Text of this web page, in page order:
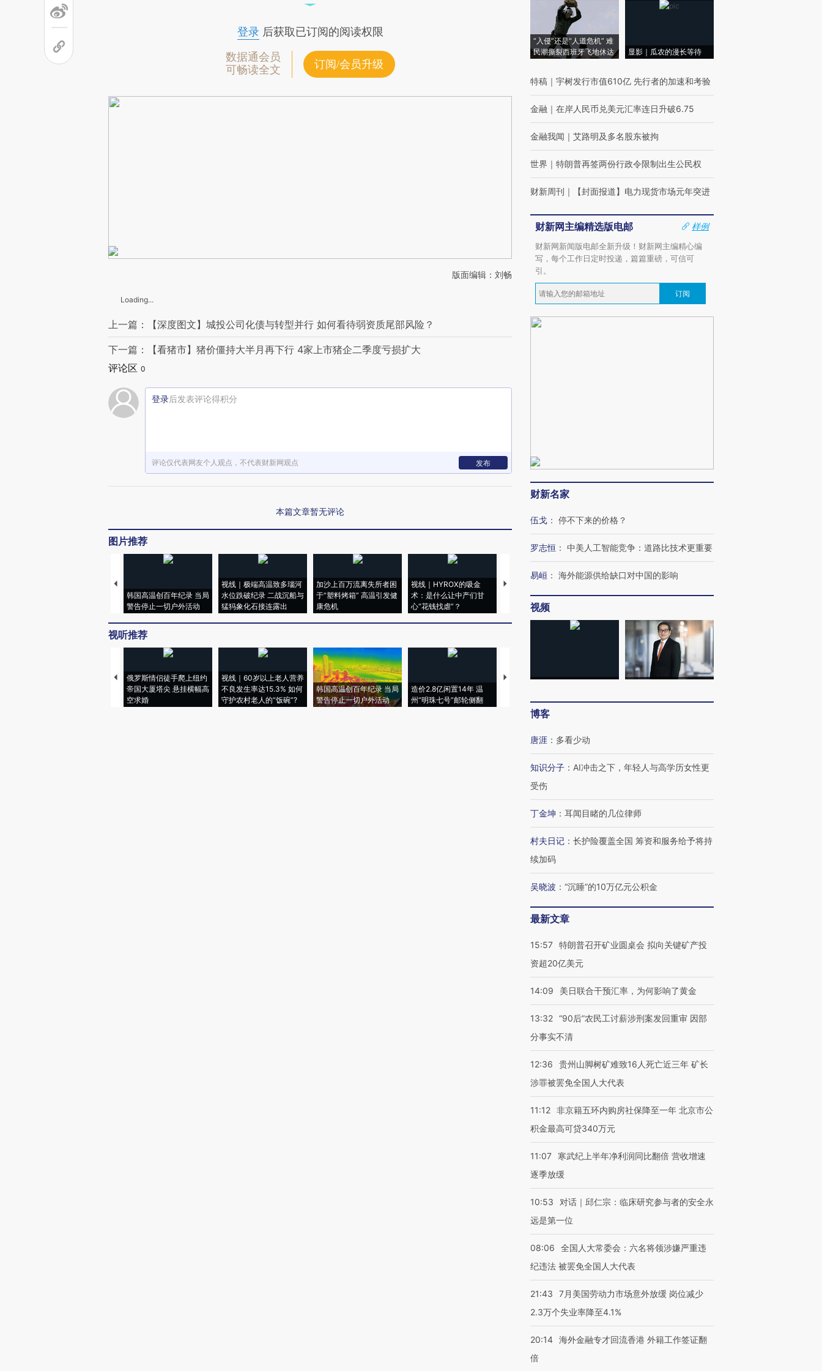
登录后获取已订阅的阅读权限
数据通会员
可畅读全文
订阅/会员升级
版面编辑：刘畅
Loading...
上一篇：【深度图文】城投公司化债与转型并行 如何看待弱资质尾部风险？
下一篇：【看猪市】猪价僵持大半月再下行 4家上市猪企二季度亏损扩大
评论区 0
登录后发表评论得积分
评论仅代表网友个人观点，不代表财新网观点 发布
本篇文章暂无评论
图片推荐
韩国高温创百年纪录 当局
警告停止一切户外活动
视线｜极端高温致多瑙河
水位跌破纪录 二战沉船与
猛犸象化石接连露出
加沙上百万流离失所者困
于“塑料烤箱” 高温引发健
康危机
视线｜HYROX的吸金
术：是什么让中产们甘
心“花钱找虐”？
马航飞行员跨国走私7万
粒摇头丸 尿检体内含3种
度Z世代 用街头抗争将教
机”？难民潮撕裂西班牙
视听推荐
俄罗斯情侣徒手爬上纽约
帝国大厦塔尖 悬挂横幅高
空求婚
视线｜60岁以上老人营养
不良发生率达15.3% 如何
守护农村老人的“饭碗”?
韩国高温创百年纪录 当局
警告停止一切户外活动
造价2.8亿闲置14年 温
州“明珠七号”邮轮侧翻
特朗普出席葬礼疑似打瞌
者“堕落的白痴”
阿根廷3-0阿尔及利亚
视线｜极端高温致多瑙河
猛犸象化石接连露出
“入侵”还是“人道危机” 难
民潮撕裂西班牙飞地休达
显影｜瓜农的漫长等待
特稿 ｜ 宇树发行市值610亿 先行者的加速和考验
金融 ｜ 在岸人民币兑美元汇率连日升破6.75
金融我闻 ｜ 艾路明及多名股东被拘
世界 ｜ 特朗普再签两份行政令限制出生公民权
财新周刊 ｜ 【封面报道】电力现货市场元年突进
财新网主编精选版电邮
样例
财新网新闻版电邮全新升级！财新网主编精心编
写，每个工作日定时投递，篇篇重磅，可信可
引。
订阅
财新名家
伍戈 ： 停不下来的价格？
罗志恒 ： 中美人工智能竞争：道路比技术更重要
易峘 ： 海外能源供给缺口对中国的影响
视频
博客
唐涯 ： 多看少动
知识分子 ： AI冲击之下，年轻人与高学历女性更
受伤
丁金坤 ： 耳闻目睹的几位律师
村夫日记 ： 长护险覆盖全国 筹资和服务给予将持
续加码
吴晓波 ： “沉睡”的10万亿元公积金
最新文章
15:57 特朗普召开矿业圆桌会 拟向关键矿产投
资超20亿美元
14:09 美日联合干预汇率，为何影响了黄金
13:32 “90后”农民工讨薪涉刑案发回重审 因部
分事实不清
12:36
贵州山脚树矿难致16人死亡近三年 矿长
涉罪被罢免全国人大代表
11:12 非京籍五环内购房社保降至一年 北京市公
积金最高可贷340万元
11:07
寒武纪上半年净利润同比翻倍 营收增速
逐季放缓
10:53
对话｜邱仁宗：临床研究参与者的安全永
远是第一位
08:06
全国人大常委会：六名将领涉嫌严重违
纪违法 被罢免全国人大代表
21:43
7月美国劳动力市场意外放缓 岗位减少
2.3万个失业率降至4.1%
20:14 海外金融专才回流香港 外籍工作签证翻
倍